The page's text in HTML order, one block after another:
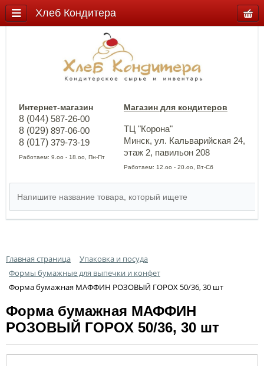
Интернет-магазин
8 (044) 587-26-00
8 (029) 897-06-00
8 (017) 379-73-19
Работаем: 9.оо - 18.оо, Пн-Пт
Магазин для кондитеров
ТЦ "Корона"
Минск, ул. Кальварийская 24,
этаж 2, павильон 208
Работаем: 12.оо - 20.оо, Вт-Сб
Главная страница
Упаковка и посуда
Формы бумажные для выпечки и конфет
Форма бумажная МАФФИН РОЗОВЫЙ ГОРОХ 50/36, 30 шт
Форма бумажная МАФФИН
РОЗОВЫЙ ГОРОХ 50/36, 30 шт
Хлеб Кондитера